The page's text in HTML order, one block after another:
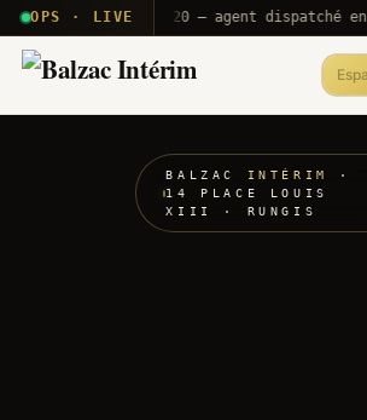
OPS · LIVE
T2E · B71 Push A320 — agent dispatché en 38
BALZAC INTÉRIM
·
14 PLACE LOUIS
XIII · RUNGIS